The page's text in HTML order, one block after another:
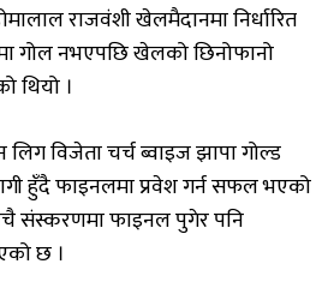
राजवंशी खेलमैदानमा निर्धारित
गोल नभएपछि खेलको छिनोफानो
थियो ।
लिग विजेता चर्च ब्वाइज झापा गोल्ड
हुँदै फाइनलमा प्रवेश गर्न सफल भएको
संस्करणमा फाइनल पुगेर पनि
छ ।